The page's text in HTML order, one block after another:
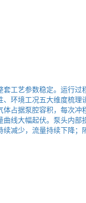
工艺参数稳定。运行
环境工况五大维度梳
占据泵腔容积，每次
线大幅起伏。泵头内
减少，流量持续下降